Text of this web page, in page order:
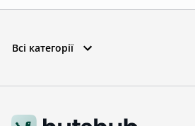
Всі категорії